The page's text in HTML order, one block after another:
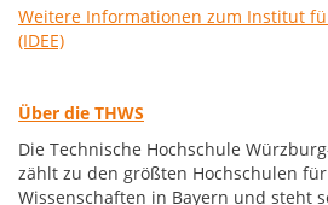
Weitere Informationen zum Institut
(IDEE)
Über die THWS
Die Technische Hochschule
zählt zu den größten Hochschulen
Wissenschaften in Bayern und steht